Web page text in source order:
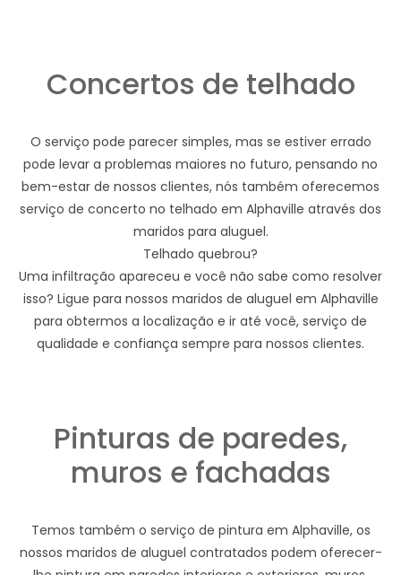
Concertos de telhado
O serviço pode parecer simples, mas se estiver errado
pode levar a problemas maiores no futuro, pensando no
bem-estar de nossos clientes, nós também oferecemos
serviço de concerto no telhado em Alphaville através dos
maridos para aluguel.
Telhado quebrou?
Uma infiltração apareceu e você não sabe como resolver
isso? Ligue para nossos maridos de aluguel em Alphaville
para obtermos a localização e ir até você, serviço de
qualidade e confiança sempre para nossos clientes.
Pinturas de paredes,
muros e fachadas
Temos também o serviço de pintura em Alphaville, os
nossos maridos de aluguel contratados podem oferecer-